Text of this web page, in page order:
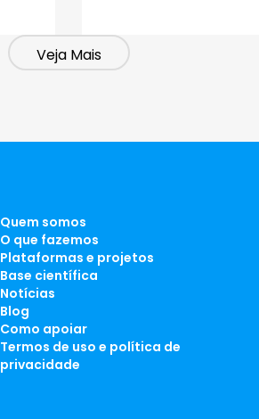
Veja Mais
Quem somos
O que fazemos
Plataformas e projetos
Base científica
Notícias
Blog
Como apoiar
Termos de uso e política de
privacidade